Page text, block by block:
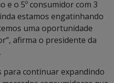
e o 5º consumidor com 3
estamos engatinhando
uma oportunidade
afirma o presidente da
para continuar expandindo